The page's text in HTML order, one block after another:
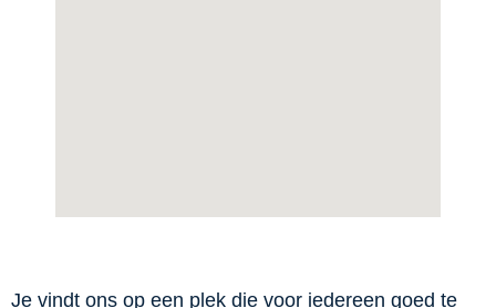
Je vindt ons op een plek die voor iedereen goed te